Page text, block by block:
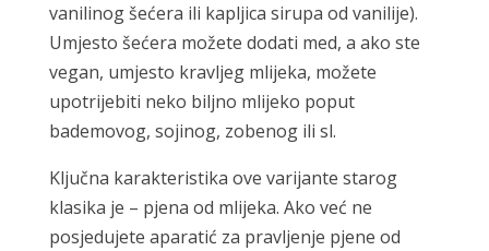
vanilinog šećera ili kapljica sirupa od vanilije).
Umjesto šećera možete dodati med, a ako ste
vegan, umjesto kravljeg mlijeka, možete
upotrijebiti neko biljno mlijeko poput
bademovog, sojinog, zobenog ili sl.
Ključna karakteristika ove varijante starog
klasika je – pjena od mlijeka. Ako već ne
posjedujete aparatić za pravljenje pjene od